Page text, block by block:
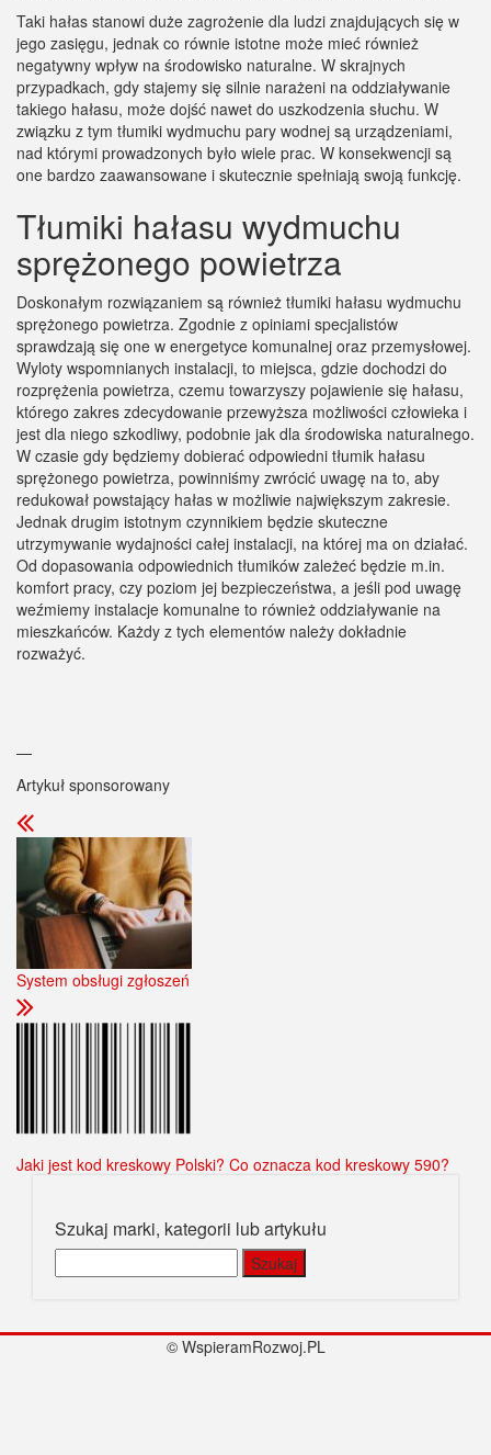
Taki hałas stanowi duże zagrożenie dla ludzi znajdujących się w
jego zasięgu, jednak co równie istotne może mieć również
negatywny wpływ na środowisko naturalne. W skrajnych
przypadkach, gdy stajemy się silnie narażeni na oddziaływanie
takiego hałasu, może dojść nawet do uszkodzenia słuchu. W
związku z tym tłumiki wydmuchu pary wodnej są urządzeniami,
nad którymi prowadzonych było wiele prac. W konsekwencji są
one bardzo zaawansowane i skutecznie spełniają swoją funkcję.
Tłumiki hałasu wydmuchu
sprężonego powietrza
Doskonałym rozwiązaniem są również tłumiki hałasu wydmuchu
sprężonego powietrza. Zgodnie z opiniami specjalistów
sprawdzają się one w energetyce komunalnej oraz przemysłowej.
Wyloty wspomnianych instalacji, to miejsca, gdzie dochodzi do
rozprężenia powietrza, czemu towarzyszy pojawienie się hałasu,
którego zakres zdecydowanie przewyższa możliwości człowieka i
jest dla niego szkodliwy, podobnie jak dla środowiska naturalnego.
W czasie gdy będziemy dobierać odpowiedni tłumik hałasu
sprężonego powietrza, powinniśmy zwrócić uwagę na to, aby
redukował powstający hałas w możliwie największym zakresie.
Jednak drugim istotnym czynnikiem będzie skuteczne
utrzymywanie wydajności całej instalacji, na której ma on działać.
Od dopasowania odpowiednich tłumików zależeć będzie m.in.
komfort pracy, czy poziom jej bezpieczeństwa, a jeśli pod uwagę
weźmiemy instalacje komunalne to również oddziaływanie na
mieszkańców. Każdy z tych elementów należy dokładnie
rozważyć.
—
Artykuł sponsorowany
System obsługi zgłoszeń
Jaki jest kod kreskowy Polski? Co oznacza kod kreskowy 590?
Szukaj marki, kategorii lub artykułu
© WspieramRozwoj.PL